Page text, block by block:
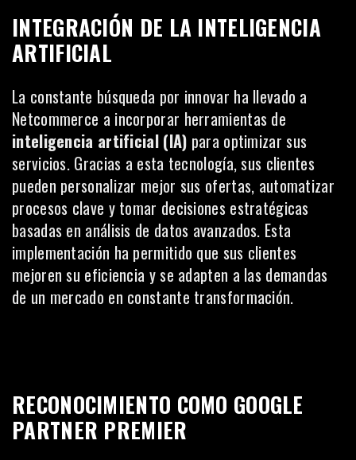
INTEGRACIÓN DE LA INTELIGENCIA
ARTIFICIAL
La constante búsqueda por innovar ha llevado a
Netcommerce a incorporar herramientas de
inteligencia artificial (IA) para optimizar sus
servicios. Gracias a esta tecnología, sus clientes
pueden personalizar mejor sus ofertas, automatizar
procesos clave y tomar decisiones estratégicas
basadas en análisis de datos avanzados. Esta
implementación ha permitido que sus clientes
mejoren su eficiencia y se adapten a las demandas
de un mercado en constante transformación.
RECONOCIMIENTO COMO GOOGLE
PARTNER PREMIER